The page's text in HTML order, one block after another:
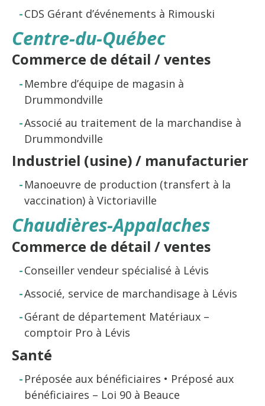
CDS Gérant d’événements à Rimouski
Centre-du-Québec
Commerce de détail / ventes
Membre d’équipe de magasin à
Drummondville
Associé au traitement de la marchandise à
Drummondville
Industriel (usine) / manufacturier
Manoeuvre de production (transfert à la
vaccination) à Victoriaville
Chaudières-Appalaches
Commerce de détail / ventes
Conseiller vendeur spécialisé à Lévis
Associé, service de marchandisage à Lévis
Gérant de département Matériaux –
comptoir Pro à Lévis
Santé
Préposée aux bénéficiaires • Préposé aux
bénéficiaires – Loi 90 à Beauce